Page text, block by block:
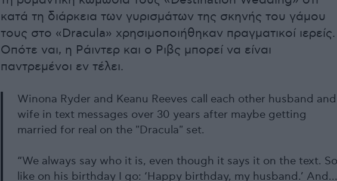
κατά τη διάρκεια των γυρισμάτων της σκηνής του γάμου
τους στο «Dracula» χρησιμοποιήθηκαν πραγματικοί ιερείς.
Οπότε ναι, η Ράιντερ και ο Ριβς μπορεί να είναι
παντρεμένοι εν τέλει.
Winona Ryder and Keanu Reeves call each other husband and
wife in text messages over 30 years after maybe getting
married for real on the "Dracula" set.
“We always say who it is, even though it says it on the text. So
like on his birthday I go: ‘Happy birthday, my husband.’ And…